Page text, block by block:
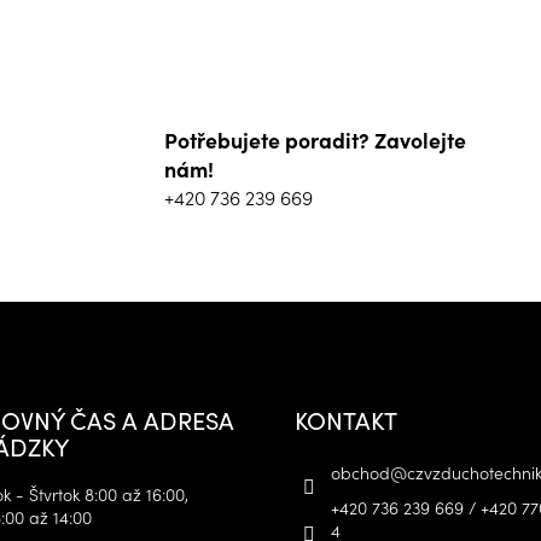
Potřebujete poradit? Zavolejte
nám!
+420 736 239 669
ČAS A ADRESA
- Štvrtok 8:00 až 16:00,
až 14:00
KONTAKT
obchod@
+420 736 239 669 / +420
4